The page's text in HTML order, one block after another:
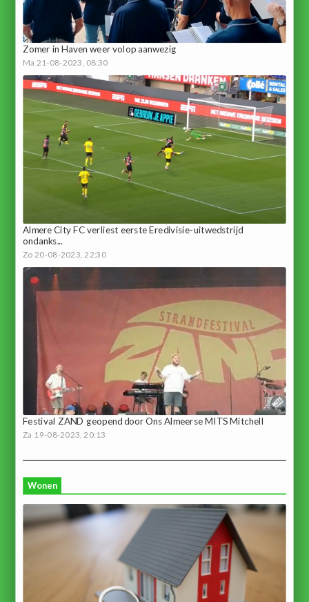
Zomer in Haven weer volop aanwezig
Ma 21-08-2023, 08:30
Almere City FC verliest eerste Eredivisie-uitwedstrijd
ondanks...
Zo 20-08-2023, 22:30
Festival ZAND geopend door Ons Almeerse MITS Mitchell
Za 19-08-2023, 20:13
Wonen